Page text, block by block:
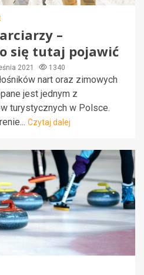
–
się tutaj pojawić
2021 1340
nart oraz zimowych
jest jednym z
turystycznych w Polsce.
Czytaj dalej